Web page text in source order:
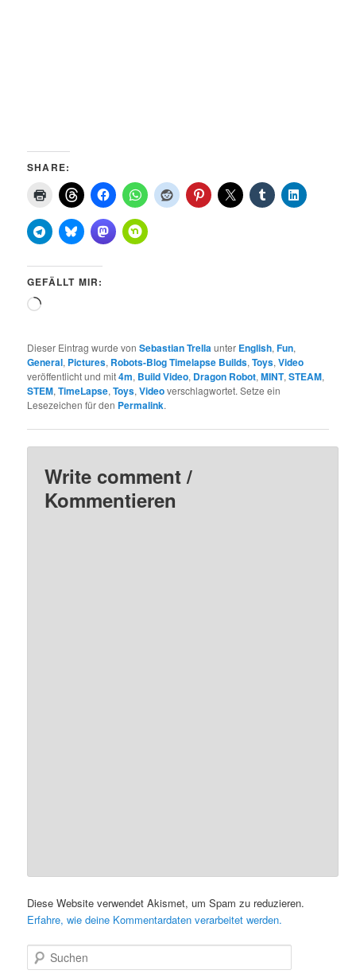
SHARE:
GEFÄLLT MIR:
Wird
Dieser Eintrag wurde vonSebastian Trellaunter English,Fun,
General, Pictures, Robots-Blog Timelapse Builds,Toys,Video
veröffentlicht und mit4m, Build Video, Dragon Robot,MINT,STEAM,
STEM,TimeLapse,Toys,Videoverschlagwortet. Setze ein
Lesezeichen für den Permalink.
Write comment /
Kommentieren
Diese Website verwendet Akismet, um Spam zu reduzieren.
Erfahre, wie deine Kommentardaten verarbeitet werden.
u